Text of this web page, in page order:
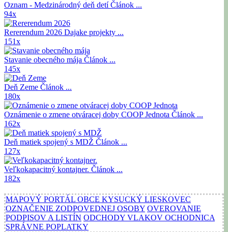
Oznam - Medzinárodný deň detíČlánok ...
94x
Rererendum 2026 Dajake projekty ...
151x
Stavanie obecného mája Článok ...
145x
Deň Zeme Článok ...
180x
Oznámenie o zmene otváracej doby COOP Jednota Článok ...
162x
Deň matiek spojený s MDŽ Článok ...
127x
Veľkokapacitný kontajner. Článok ...
182x
MAPOVÝ PORTÁL OBCE KYSUCKÝ LIESKOVEC
OZNAČENIE ZODPOVEDNEJ OSOBY OVEROVANIE
PODPISOV A LISTÍN ODCHODY VLAKOV OCHODNICA
SPRÁVNE POPLATKY